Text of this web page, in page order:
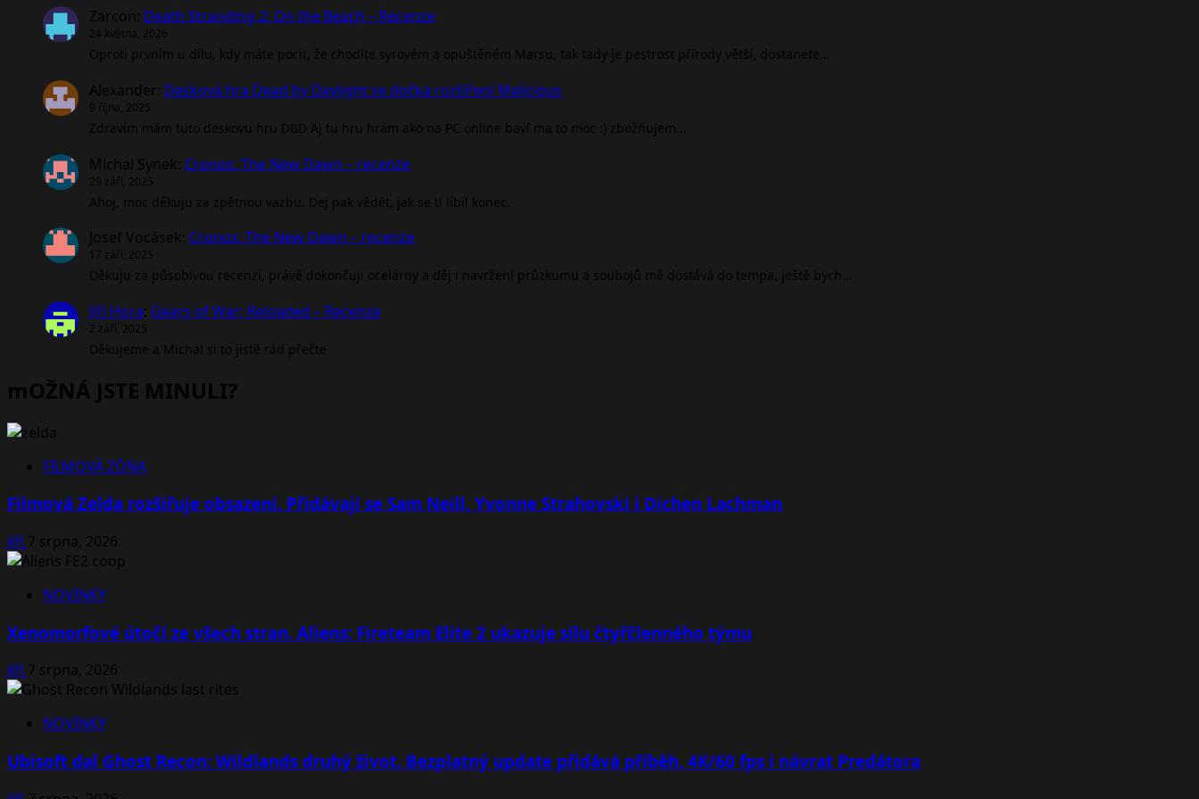
Zarcon: Death Stranding 2: On the Beach – Recenze
24 května, 2026
Oproti prvním u dílu, kdy máte pocit, že chodíte syrovém a opuštěném Marsu, tak tady je pestrost přírody větší, dostanete…
Alexander: Desková hra Dead by Daylight se dočká rozšíření Malicious
9 října, 2025
Zdravím mám tuto deskovu hru DBD Aj tu hru hrám ako na PC online baví ma to moc :) zbožňujem…
Michal Synek: Cronos: The New Dawn – recenze
29 září, 2025
Ahoj, moc děkuju za zpětnou vazbu. Dej pak vědět, jak se ti líbil konec.
Josef Vocásek: Cronos: The New Dawn – recenze
17 září, 2025
Děkuju za působivou recenzí, právě dokončuji ocelárny a děj i navržení průzkumu a soubojů mě dostává do tempa, ještě bych…
Jiří Hora: Gears of War: Reloaded – Recenze
2 září, 2025
Děkujeme a Michal si to jistě rád přečte
mOŽNÁ JSTE MINULI?
FILMOVÁ ZÓNA
Filmová Zelda rozšiřuje obsazení. Přidávají se Sam Neill, Yvonne Strahovski i Dichen Lachman
Jiří7 srpna, 2026
NOVINKY
Xenomorfové útočí ze všech stran. Aliens: Fireteam Elite 2 ukazuje sílu čtyřčlenného týmu
Jiří7 srpna, 2026
NOVINKY
Ubisoft dal Ghost Recon: Wildlands druhý život. Bezplatný update přidává příběh, 4K/60 fps i návrat Predátora